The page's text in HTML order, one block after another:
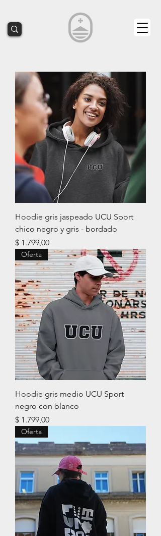
Hoodie gris jaspeado UCU Sport
chico negro y gris - bordado
Precio
$ 1.799,00
Oferta
Hoodie gris medio UCU Sport
negro con blanco
Precio
$ 1.799,00
Oferta